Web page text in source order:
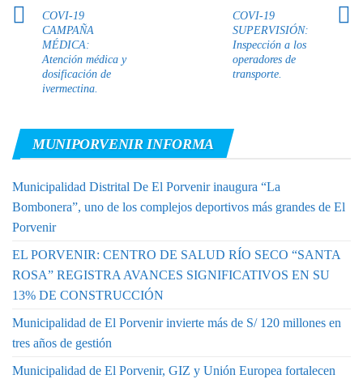
COVI-19
CAMPAÑA
MÉDICA:
Atención médica y
dosificación de
ivermectina.
COVI-19
SUPERVISIÓN:
Inspección a los
operadores de
transporte.
MUNIPORVENIR INFORMA
Municipalidad Distrital De El Porvenir inaugura “La
Bombonera”, uno de los complejos deportivos más grandes de El
Porvenir
EL PORVENIR: CENTRO DE SALUD RÍO SECO “SANTA
ROSA” REGISTRA AVANCES SIGNIFICATIVOS EN SU
13% DE CONSTRUCCIÓN
Municipalidad de El Porvenir invierte más de S/ 120 millones en
tres años de gestión
Municipalidad de El Porvenir, GIZ y Unión Europea fortalecen